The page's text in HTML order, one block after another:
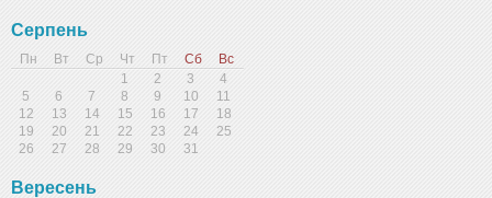
Серпень
Пн Вт Ср Чт Пт Сб
Вс
1
2 3
4
5
6 7 8 9 10
11
12
13 14 15 16 17
18
19
20 21 22 23 24
25
26
27 28 29 30 31
Вересень